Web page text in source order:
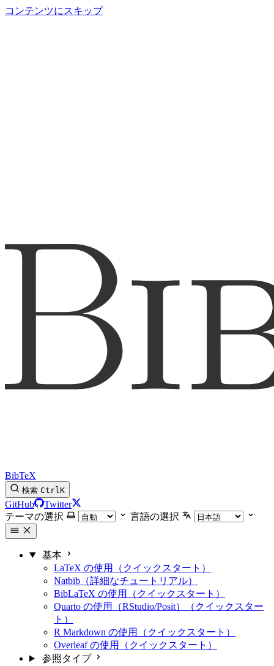
コンテンツにスキップ
BibTeX
検索 CtrlK
GitHub
Twitter
テーマの選択
言語の選択
基本
LaTeX の使用（クイックスタート）
Natbib（詳細なチュートリアル）
BibLaTeX の使用（クイックスタート）
Quarto の使用（RStudio/Posit）（クイックスター
ト）
R Markdown の使用（クイックスタート）
Overleaf の使用（クイックスタート）
参照タイプ